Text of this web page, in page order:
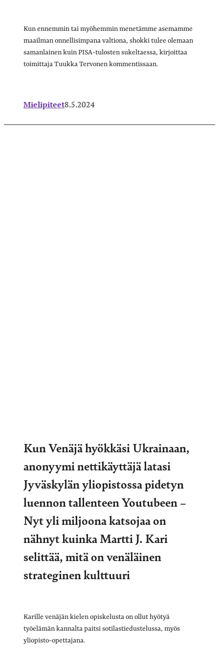
Kun ennemmin tai myöhemmin menetämme asemamme
maailman onnellisimpana valtiona, shokki tulee olemaan
samanlainen kuin PISA-tulosten sukeltaessa, kirjoittaa
toimittaja Tuukka Tervonen kommentissaan.
Mielipiteet8.5.2024
Kun Venäjä hyökkäsi Ukrainaan,
anonyymi nettikäyttäjä latasi
Jyväskylän yliopistossa pidetyn
luennon tallenteen Youtubeen –
Nyt yli miljoona katsojaa on
nähnyt kuinka Martti J. Kari
selittää, mitä on venäläinen
strateginen kulttuuri
Karille venäjän kielen opiskelusta on ollut hyötyä
työelämän kannalta paitsi sotilastiedustelussa, myös
yliopisto-opettajana.